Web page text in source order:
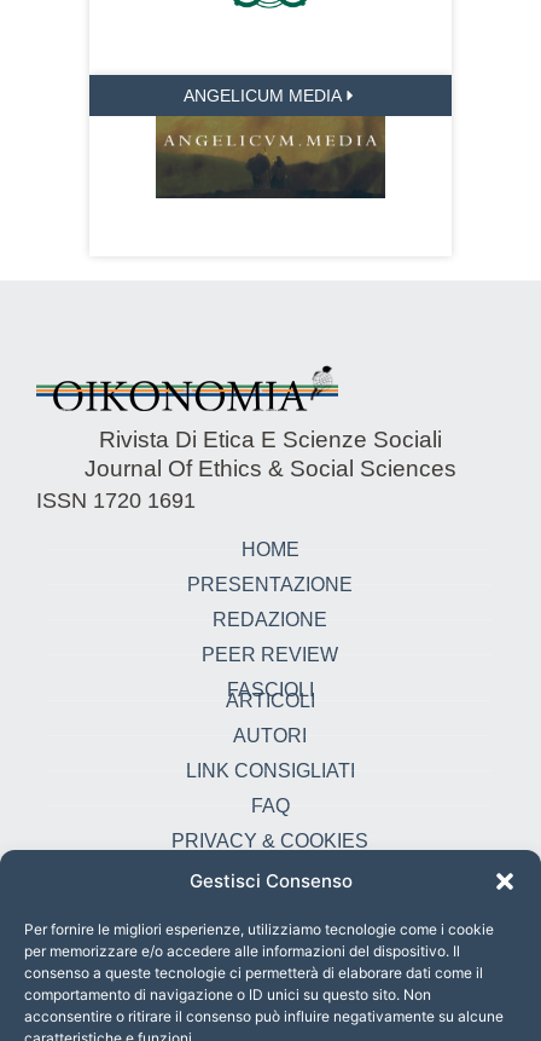
Gestisci Consenso
Per fornire le migliori esperienze, utilizziamo tecnologie come i cookie
per memorizzare e/o accedere alle informazioni del dispositivo. Il
consenso a queste tecnologie ci permetterà di elaborare dati come il
comportamento di navigazione o ID unici su questo sito. Non
acconsentire o ritirare il consenso può influire negativamente su alcune
ANGELICUM MEDIA
Rivista Di Etica E Scienze Sociali
Journal Of Ethics & Social Sciences
ISSN 1720 1691
HOME
PRESENTAZIONE
REDAZIONE
PEER REVIEW
FASCIOLI
ARTICOLI
AUTORI
LINK CONSIGLIATI
FAQ
PRIVACY & COOKIES
oikonomia@pust.it
+39 06 67 02 338
Largo Angelicum 1, 00184 Roma, Italia